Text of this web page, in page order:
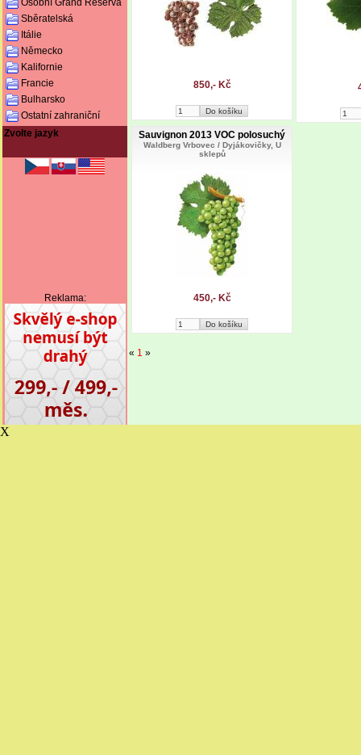
Osobní Grand Reserva
Sběratelská
Itálie
Německo
Kalifornie
Francie
Bulharsko
Ostatní zahraniční
Zvolte jazyk
Reklama:
850,- Kč
Sauvignon 2013 VOC polosuchý
Waldberg Vrbovec / Dyjákovičky, U
sklepů
450,- Kč
« 1 »
X